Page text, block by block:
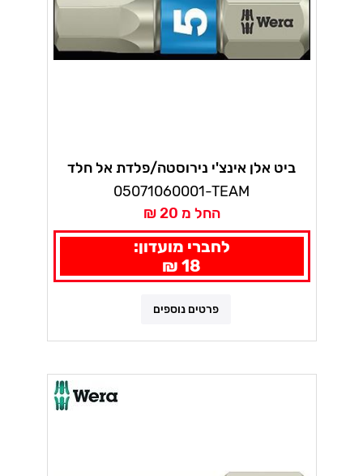
ביט אלן אינצ'י נירוסטה/פלדת אל חלד
05071060001-TEAM
החל מ 20 ₪
לחברי מועדון:
18 ₪
פרטים נוספים